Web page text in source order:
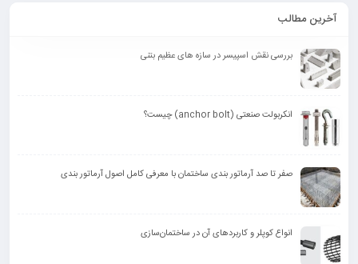
آخرین مطالب
بررسی نقش اسپیسر در سازه های عظیم بتنی
انکربولت صنعتی (anchor bolt) چیست؟
صفر تا صد آرماتور بندی ساختمان با معرفی کامل اصول آرماتور بندی
انواع کوپلر و کاربرد‌های آن در ساختمان‌سازی